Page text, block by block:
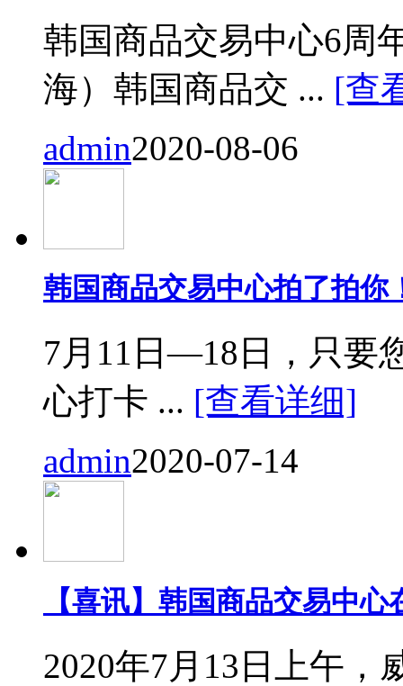
韩国商品交易中心6周
海）韩国商品交 ... [查
admin2020-08-06
韩国商品交易中心拍了拍你
7月11日—18日，只要
心打卡 ... [查看详细]
admin2020-07-14
【喜讯】韩国商品交易中
2020年7月13日上午，